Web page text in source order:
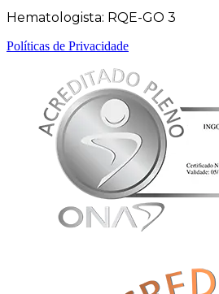
Hematologista: RQE-GO 3
Políticas de Privacidade